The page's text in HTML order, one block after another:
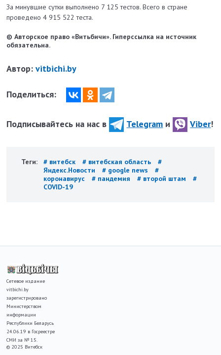
За минувшие сутки выполнено 7 125 тестов. Всего в стране
проведено 4 915 522 теста.
© Авторское право «Витьбичи». Гиперссылка на источник
обязательна.
Автор:vitbichi.by
Поделиться:
Подписывайтесь на нас в Telegram и Viber!
Теги: # витебск # витебская область
#
Яндекс.Новости
# google news
#
коронавирус
# пандемия # второй штам
#
COVID-19
Сетевое издание
vitbichi.by
зарегистрировано
Министерством
информации
Республики Беларусь
24.06.19 в Госреестре
СМИ за № 15.
© 2025 Витебск